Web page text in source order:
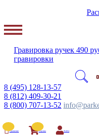
Гравировка ручек 490
гравировки
8 (495) 128-13-57
8 (812) 409-30-21
8 (800) 707-13-52
Сравнение Корзина Войти